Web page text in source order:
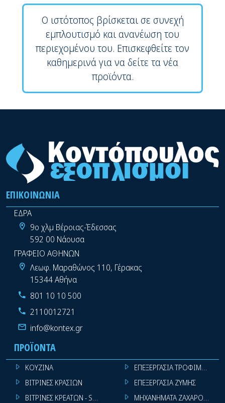
Ο ιστότοπος βρίσκεται σε συνεχή
εμπλουτισμό και ανανέωση του
περιεχομένου του. Επισκεφθείτε τον
καθημερινά για να δείτε τα νέα
προϊόντα.
ΕΠΙΚΟΙΝΩΝΊΑ
ΕΔΡΑ
9ο χλμ Βέροιας-Έδεσσας
592 00 Νάουσα
ΓΡΑΦΕΙΟ ΑΘΗΝΩΝ
Λεωφ. Μαραθώνος 110, Γέρακας
15344 Αθήνα
801 10 10 500
2110012721
info@kontex.gr
ΠΡΟΪΌΝΤΑ
ΚΟΥΖΙΝΑ
ΒΙΤΡΙΝΕΣ ΚΡΑΣΙΩΝ
ΒΙΤΡΙΝΕΣ ΚΡΕΑΤΩΝ - SUPER MARKET
ΕΠΕΞΕΡΓΑΣΙΑ ΤΡΟΦΙΜΩΝ
ΕΠΕΞΕΡΓΑΣΙΑ ΖΥΜΗΣ
ΜΗΧΑΝΗΜΑΤΑ